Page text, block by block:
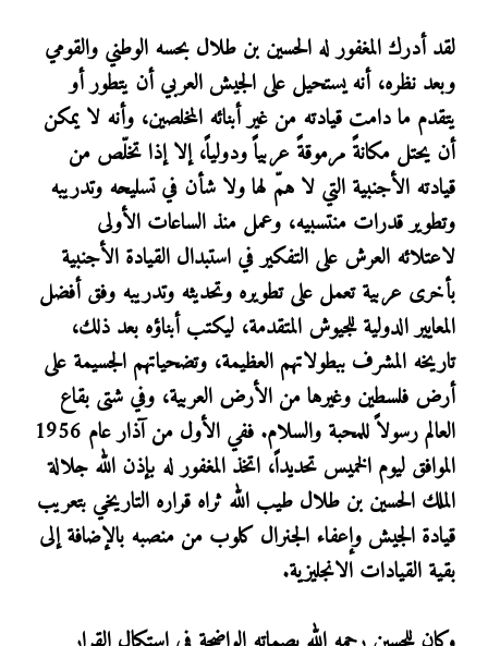
لقد أدرك المغفور له الحسين بن طلال بحسه الوطني والقومي
وبعد نظره، أنه يستحيل على الجيش العربي أن يتطور أو
يتقدم ما دامت قيادته من غير أبنائه المخلصين، وأنه لا يمكن
أن يحتل مكانةً مرموقةً عربياً ودولياً، إلا إذا تخلّص من
قيادته الأجنبية التي لا همّ لها ولا شأن في تسليحه وتدريبه
وتطوير قدرات منتسبيه، وعمل منذ الساعات الأولى
لاعتلائه العرش على التفكير في استبدال القيادة الأجنبية
بأخرى عربية تعمل على تطويره وتحديثه وتدريبه وفق أفضل
المعايير الدولية للجيوش المتقدمة، ليكتب أبناؤه بعد ذلك،
تاريخه المشرف ببطولاتهم العظيمة، وتضحياتهم الجسيمة على
أرض فلسطين وغيرها من الأرض العربية، وفي شتى بقاع
العالم رسولاً للمحبة والسلام. ففي الأول من آذار عام 1956
الموافق ليوم الخميس تحديداً، اتخذ المغفور له بإذن الله جلالة
الملك الحسين بن طلال طيب الله ثراه قراره التاريخي بتعريب
قيادة الجيش وإعفاء الجنرال كلوب من منصبه بالإضافة إلى
بقية القيادات الانجليزية.